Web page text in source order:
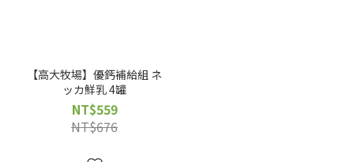
【高大牧場】優鈣補給組 ネ
ッカ鮮乳 4罐
NT$559
NT$676